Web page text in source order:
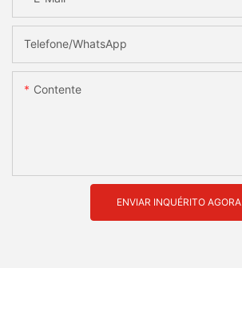
Telefone/whatsApp
Contente
ENVIAR INQUÉRITO AGORA